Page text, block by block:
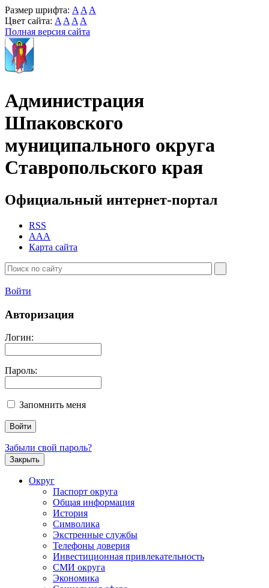
Размер шрифта: A A A
Цвет сайта: A A A A
Полная версия сайта
Администрация
Шпаковского
муниципального округа
Ставропольского края
Официальный интернет-портал
RSS
AAA
Карта сайта
Войти
Авторизация
Логин:
Пароль:
Запомнить меня
Забыли свой пароль?
Закрыть
Округ
Паспорт округа
Общая информация
История
Символика
Экстренные службы
Телефоны доверия
Инвестиционная привлекательность
СМИ округа
Экономика